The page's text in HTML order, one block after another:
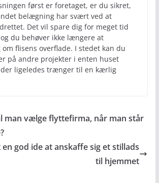
først er foretaget, er du sikret,
belægning har svært ved at
Det vil spare dig for meget tid
du behøver ikke længere at
om flisens overflade. I stedet kan du
på andre projekter i enten huset
ligeledes trænger til en kærlig
man vælge flyttefirma, når man står
god ide at anskaffe sig et stillads
til hjemmet